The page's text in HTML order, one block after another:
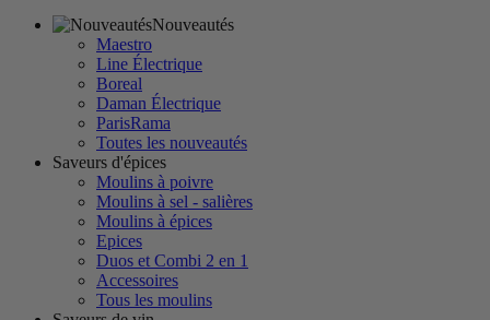
Nouveautés
Maestro
Line Électrique
Boreal
Daman Électrique
ParisRama
Toutes les nouveautés
Saveurs d'épices
Moulins à poivre
Moulins à sel - salières
Moulins à épices
Epices
Duos et Combi 2 en 1
Accessoires
Tous les moulins